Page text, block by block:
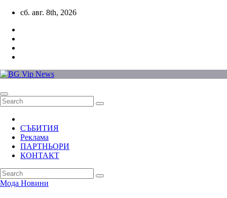
Skip
content
сб. авг. 8th, 2026
СЪБИТИЯ
Реклама
ПАРТНЬОРИ
КОНТАКТ
Мода Новини